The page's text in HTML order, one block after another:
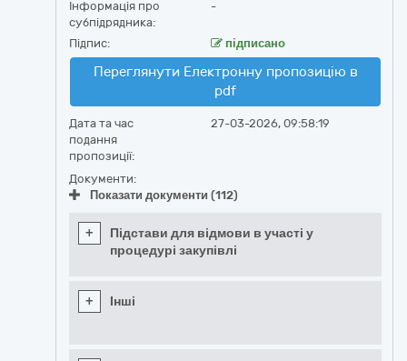
Інформація про
субпідрядника:
-
Підпис: підписано
Переглянути Електронну пропозицію в
pdf
Дата та час
подання
пропозиції:
27-03-2026, 09:58:19
Документи:
Показати документи (112)
+
Підстави для відмови в участі у
процедурі закупівлі
+ Інші